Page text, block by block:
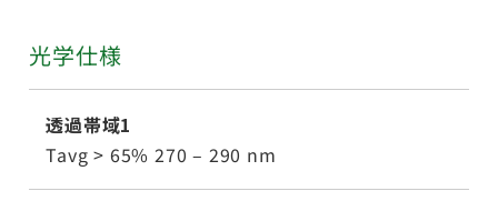
光学仕様
透過帯域1
Tavg > 65% 270 – 290 nm